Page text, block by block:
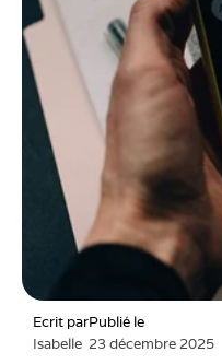
Ecrit par
Isabelle
Publié le
23 décembre 2025